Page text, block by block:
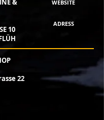
&
10
WEBSITE
ADRESS
22